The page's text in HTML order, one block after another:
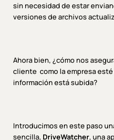
sin necesidad de estar
versiones de archivos
Ahora bien, ¿cómo nos
cliente como la empresa
información está subida?
Introducimos en este paso
sencilla, DriveWatcher, una